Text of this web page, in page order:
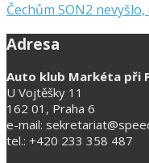
Čechům SON2
Adresa
Auto klub Markéta při
U Vojtěšky 11
162 01, Praha 6
e-mail:
tel.: +420 233 358 487